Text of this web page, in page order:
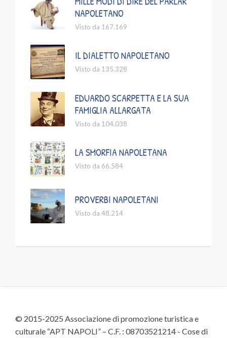
NAPOLETANO
Visto da 167.169
IL DIALETTO NAPOLETANO
Visto da 135.328
EDUARDO SCARPETTA E LA SUA
FAMIGLIA ALLARGATA
Visto da 104.038
LA SMORFIA NAPOLETANA
Visto da 66.584
PROVERBI NAPOLETANI
Visto da 48.214
© 2015-2025 Associazione di promozione turistica e
culturale “APT NAPOLI” – C.F. : 08703521214 - Cose di